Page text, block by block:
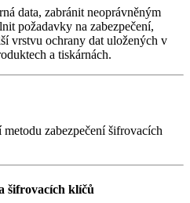
data, zabránit neoprávněným
požadavky na zabezpečení,
vrstvu ochrany dat uložených v
a tiskárnách.
zabezpečení šifrovacích
šifrovacích klíčů